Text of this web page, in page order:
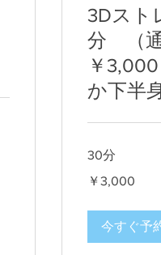
3Dスト
分 （
￥
か下半
30分
円
￥3,000
今すぐ予